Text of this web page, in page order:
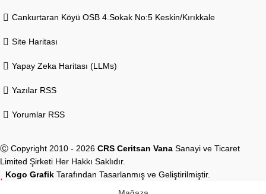
Cankurtaran Köyü OSB 4.Sokak No:5 Keskin/Kırıkkale
Site Haritası
Yapay Zeka Haritası (LLMs)
Yazılar RSS
Yorumlar RSS
Ⓒ Copyright 2010 - 2026 CRS Ceritsan Vana Sanayi ve Ticaret
Limited Şirketi Her Hakkı Saklıdır.
Kogo Grafik Tarafından Tasarlanmış ve Geliştirilmiştir.